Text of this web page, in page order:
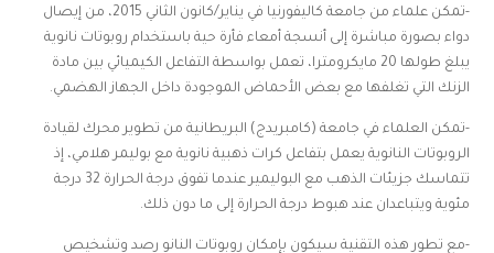
-تمكن علماء من جامعة كاليفورنيا في يناير/كانون الثاني 2015، من إيصال
دواء بصورة مباشرة إلى أنسجة أمعاء فأرة حية باستخدام روبوتات نانوية
يبلغ طولها 20 مايكرومترا، تعمل بواسطة التفاعل الكيميائي بين مادة
الزنك التي تغلفها مع بعض الأحماض الموجودة داخل الجهاز الهضمي.
-تمكن العلماء في جامعة (كامبريدج) البريطانية من تطوير محرك لقيادة
الروبوتات النانوية يعمل بتفاعل كرات ذهبية نانوية مع بوليمر هلامي، إذ
تتماسك جزيئات الذهب مع البوليمير عندما تفوق درجة الحرارة 32 درجة
مئوية ويتباعدان عند هبوط درجة الحرارة إلى ما دون ذلك.
-مع تطور هذه التقنية سيكون بإمكان روبوتات النانو رصد وتشخيص